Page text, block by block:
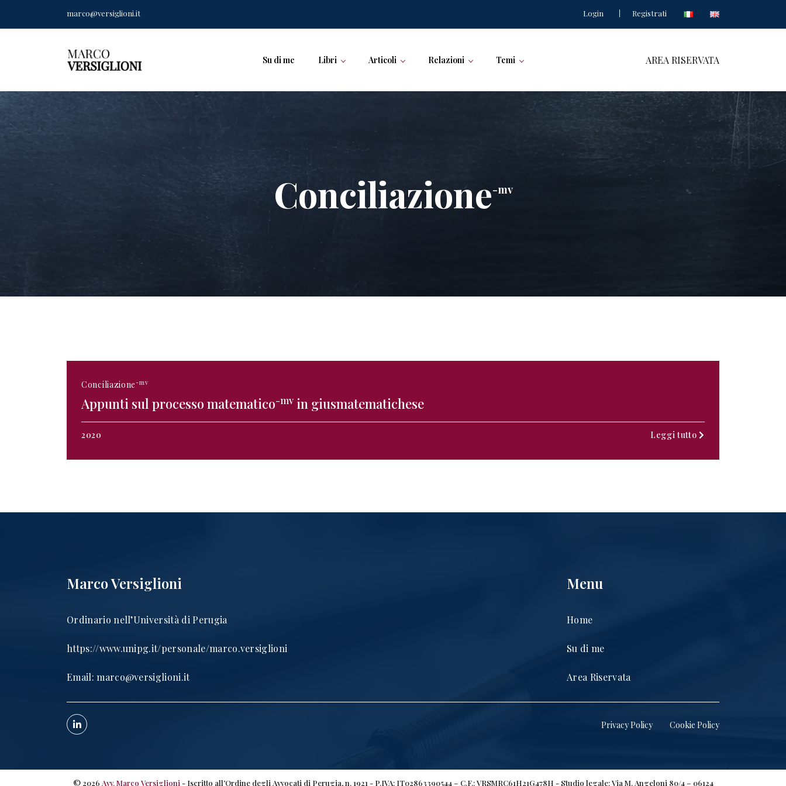
marco@versiglioni.it Login Registrati
Su di me Libri Articoli Relazioni Temi AREA RISERVATA
Conciliazione-mv
Conciliazione-mv
Appunti sul processo matematico-mv in giusmatematichese
2020 Leggi tutto
Marco Versiglioni
Ordinario nell’Università di Perugia
https://www.unipg.it/personale/marco.versiglioni
Email:marco@versiglioni.it
Menu
Home
Su di me
Area Riservata
Privacy Policy Cookie Policy
© 2026 Avv. Marco Versiglioni - Iscritto all’Ordine degli Avvocati di Perugia, n. 1921 - P.IVA: IT02863390544 – C.F.: VRSMRC61H21G478H - Studio legale: Via M. Angeloni 80/4 – 06124